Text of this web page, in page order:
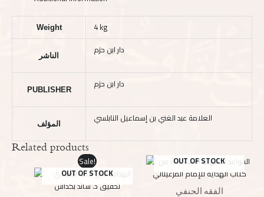
Weight 4 kg
الناشر دار ابن حزم
PUBLISHER دار ابن حزم
المؤلف العلامة عبد الغني بن إسماعيل النابلسي
Related products
Sale!
OUT OF STOCK
Original
price
was:
£85.00.is:
£65.00.
OUT OF STOCK
الفقه الحنفي